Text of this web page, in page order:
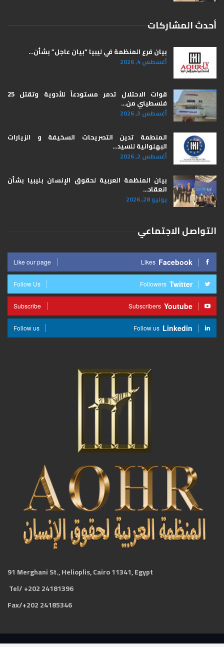
أحدث المشاركات
بيان فرع المنظمة في ليبيا “بيان عاجل” بشأن…
أغسطس 4, 2026
قوات الاحتلال تدمر مستودعاً للأدوية وتقتل 25
فلسطيني من…
أغسطس 3, 2026
المنطمة تدين التصريحات السخيفة و الزيارات
البهلوانية للسيد…
أغسطس 2, 2026
بيان المنظمة العربية لحقوق الإنسان بليبيا ​بشأن
انعقاد…
يوليو 28, 2026
التواصل الاجتماعي
Facebook
Likes
Like our page
Twitter
Followers
Follow Us
Youtube
Subscribers
Subscribe
Linkedin
Follow us
Follow us
91 Merghani St., Helioplis, Cairo 11341, Egypt
Tel/ +202 24181396
Fax/+202 24185346